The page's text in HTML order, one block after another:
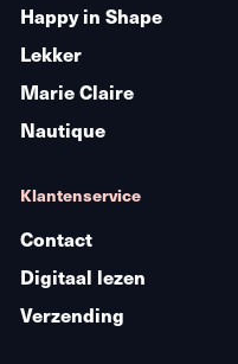
Happy in Shape
Lekker
Marie Claire
Nautique
Klantenservice
Contact
Digitaal lezen
Verzending